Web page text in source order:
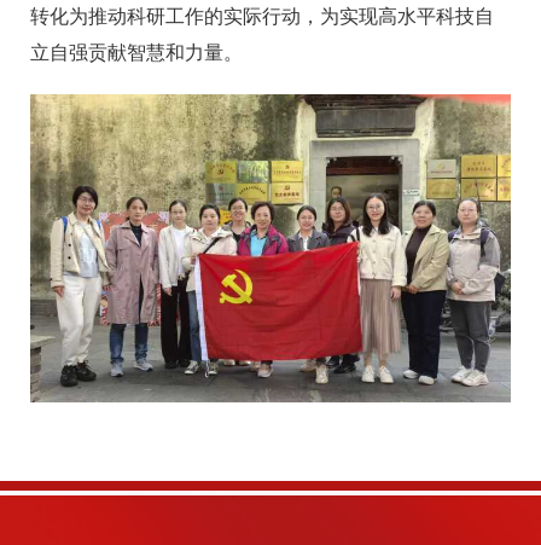
转化为推动科研工作的实际行动，为实现高水平科技自
立自强贡献智慧和力量。